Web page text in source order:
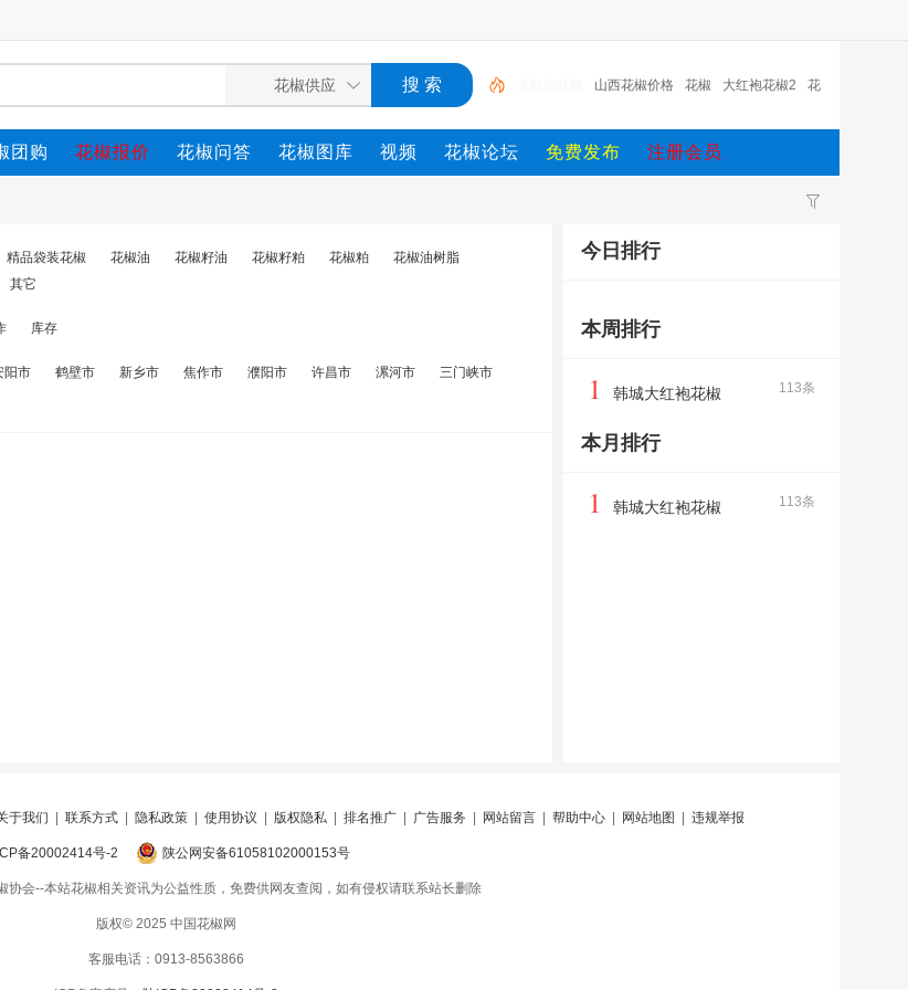
山西花椒价格 花椒 大红袍花椒2 花椒籽 韩城大
红袍花椒 大红袍 四川青花椒 四川 青花椒 大红袍
花椒
团购 花椒报价 花椒问答 花椒图库 视频 花椒论坛 免费发布 注册会员
精品袋装花椒 花椒油 花椒籽油 花椒籽粕 花椒粕
花椒油树脂
其它
库存
阳市 鹤壁市 新乡市 焦作市 濮阳市 许昌市 漯河市
三门峡市
今日排行
本周排行
113条
1 韩城大红袍花椒
本月排行
113条
1 韩城大红袍花椒
于我们 联系方式| 隐私政策| 使用协议 版权隐私| 排名推广| 广告服务 网站留言| 帮助中心| 网站地图 违规举报
备20002414号-2 陕公网安备61058102000153号
协会--本站花椒相关资讯为公益性质，免费供网友查阅，如有侵权请联系站长删除
版权© 2025 中国花椒网
客服电话：0913-8563866